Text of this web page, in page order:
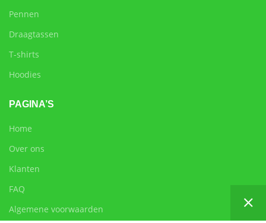
Pennen
Draagtassen
T-shirts
Hoodies
PAGINA’S
Home
Over ons
Klanten
FAQ
Algemene voorwaarden